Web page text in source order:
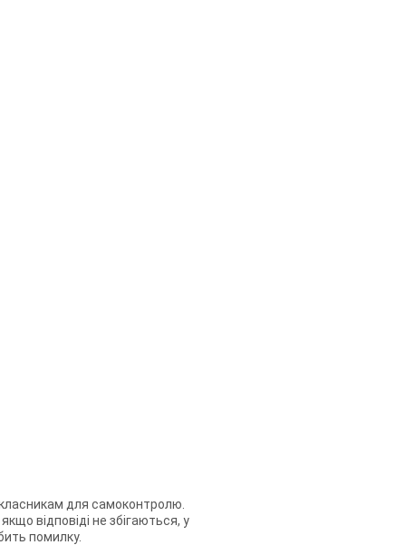
для самоконтролю.
відповіді не збігаються, у
помилку.